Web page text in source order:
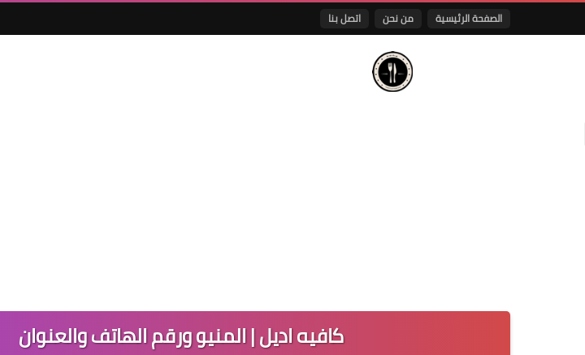
الصفحة الرئيسية من نحن اتصل بنا
كافيه اديل | المنيو ورقم الهاتف والعنوان